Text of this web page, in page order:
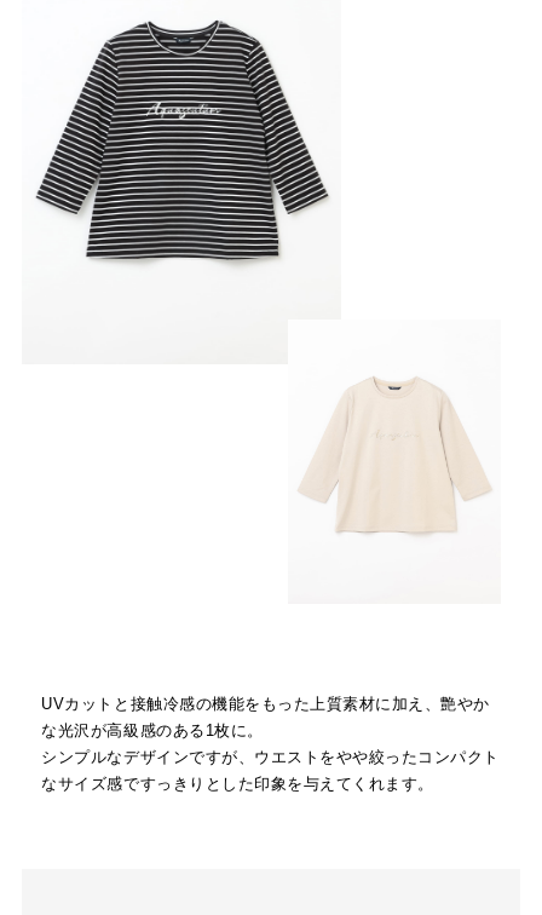
UVカットと接触冷感の機能をもった上質素材に加え、艶やか
な光沢が高級感のある1枚に。
シンプルなデザインですが、ウエストをやや絞ったコンパクト
なサイズ感ですっきりとした印象を与えてくれます。